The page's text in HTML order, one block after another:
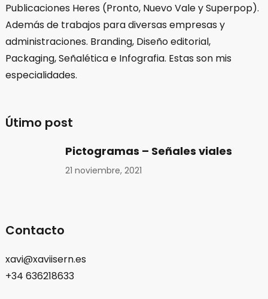
Publicaciones Heres (Pronto, Nuevo Vale y Superpop).
Además de trabajos para diversas empresas y
administraciones. Branding, Diseño editorial,
Packaging, Señalética e Infografia. Estas son mis
especialidades.
Útimo post
Pictogramas – Señales viales
21 noviembre, 2021
Contacto
xavi@xaviisern.es
+34 636218633